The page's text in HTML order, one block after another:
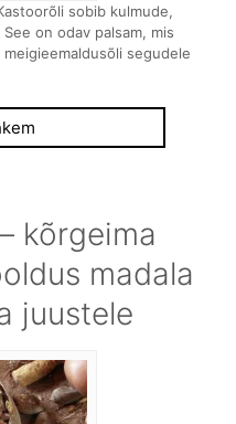
sobib kulmude,
on odav palsam, mis
segudele
kõrgeima
madala
juustele